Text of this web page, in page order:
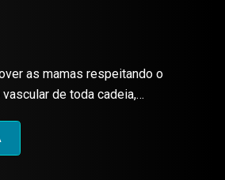
as mamas respeitando o
de toda cadeia,
com pouca perda sanguínea.